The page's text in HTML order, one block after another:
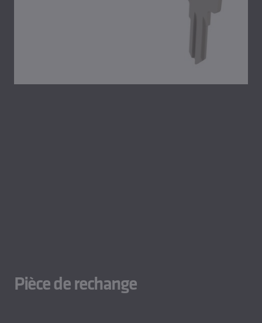
Pièce de rechange